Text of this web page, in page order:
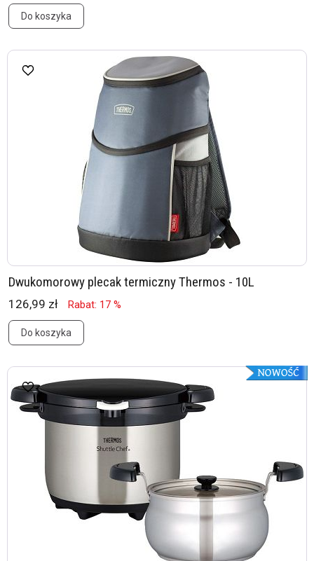
Do koszyka
Dwukomorowy plecak termiczny Thermos - 10L
126,99 zł Rabat: 17 %
Do koszyka